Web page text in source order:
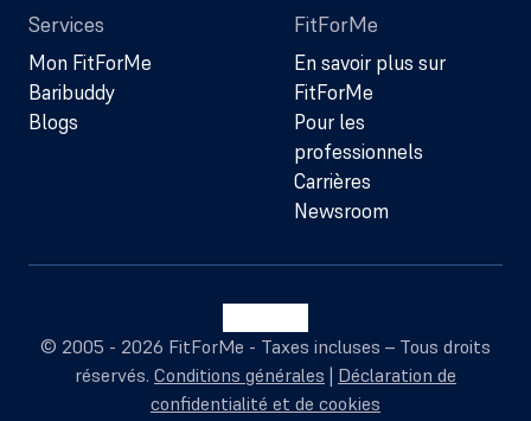
Services
Mon FitForMe
Baribuddy
Blogs
FitForMe
En savoir plus sur
FitForMe
Pour les
professionnels
Carrières
Newsroom
© 2005 - 2026 FitForMe - Taxes incluses – Tous droits
réservés. Conditions générales | Déclaration de
confidentialité et de cookies